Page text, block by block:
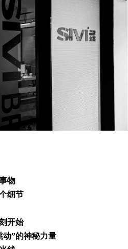
物
细节
开始
动”的神秘⼒量